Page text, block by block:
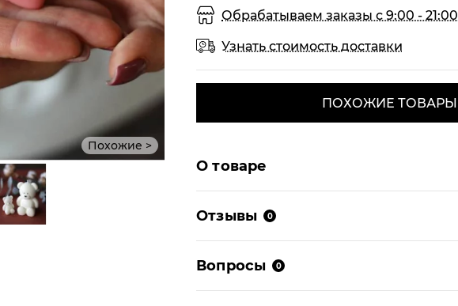
Похожие >
Обрабатываем заказы с 9:00 - 21:00
Узнать стоимость доставки
ПОХОЖИЕ ТОВАРЫ
О товаре
Отзывы 0
Вопросы 0